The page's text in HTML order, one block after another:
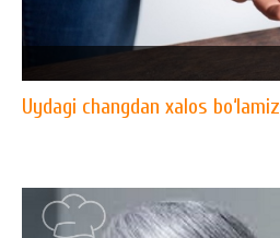
Uydagi changdan xalos bo‘lamiz